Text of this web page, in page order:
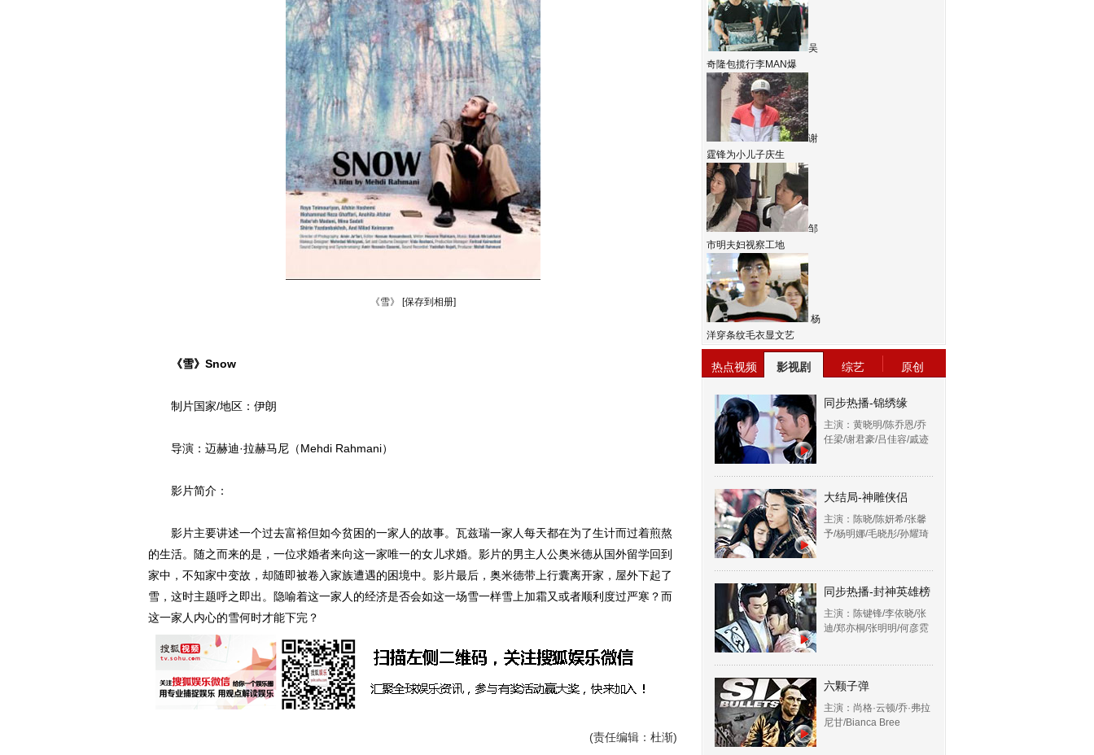
《雪》 [保存到相册]
《雪》Snow
制片国家/地区：伊朗
导演：迈赫迪·拉赫马尼（Mehdi Rahmani）
影片简介：
影片主要讲述一个过去富裕但如今贫困的一家人的故事。瓦兹瑞一家人每天都在为了生计而过着煎熬
的生活。随之而来的是，一位求婚者来向这一家唯一的女儿求婚。影片的男主人公奥米德从国外留学回到
家中，不知家中变故，却随即被卷入家族遭遇的困境中。影片最后，奥米德带上行囊离开家，屋外下起了
雪，这时主题呼之即出。隐喻着这一家人的经济是否会如这一场雪一样雪上加霜又或者顺利度过严寒？而
这一家人内心的雪何时才能下完？
(责任编辑：杜渐)
吴
奇隆包揽行李MAN爆
谢
霆锋为小儿子庆生
邹
市明夫妇视察工地
杨
洋穿条纹毛衣显文艺
热点视频 影视剧 综艺 原创
同步热播-锦绣缘
主演：黄晓明/陈乔恩/乔
任梁/谢君豪/吕佳容/戚迹
大结局-神雕侠侣
主演：陈晓/陈妍希/张馨
予/杨明娜/毛晓彤/孙耀琦
同步热播-封神英雄榜
主演：陈键锋/李依晓/张
迪/郑亦桐/张明明/何彦霓
六颗子弹
主演：尚格·云顿/乔·弗拉
尼甘/Bianca Bree